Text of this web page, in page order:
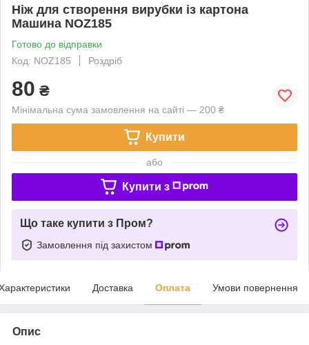
Ніж для створення вирубки із картона
Машина NOZ185
Готово до відправки
Код: NOZ185
Роздріб
80 ₴
Мінімальна сума замовлення на сайті — 200 ₴
Купити
або
Купити з
Що таке купити з Пром?
Замовлення під захистом
Доставка Оплата Умови повернення
Опис